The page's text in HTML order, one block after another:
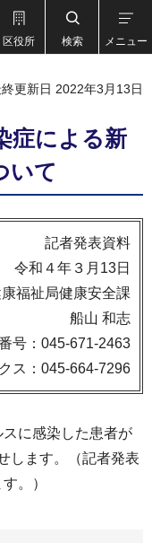
区役所 検索 メニュー
更新日 2022年3月13日
症による新
いて
記者発表資料
令和４年３月13日
福祉局健康安全課
船山 和志
号：045-671-2463
ス：045-664-7296
に感染した患者が
します。（記者発表
。）